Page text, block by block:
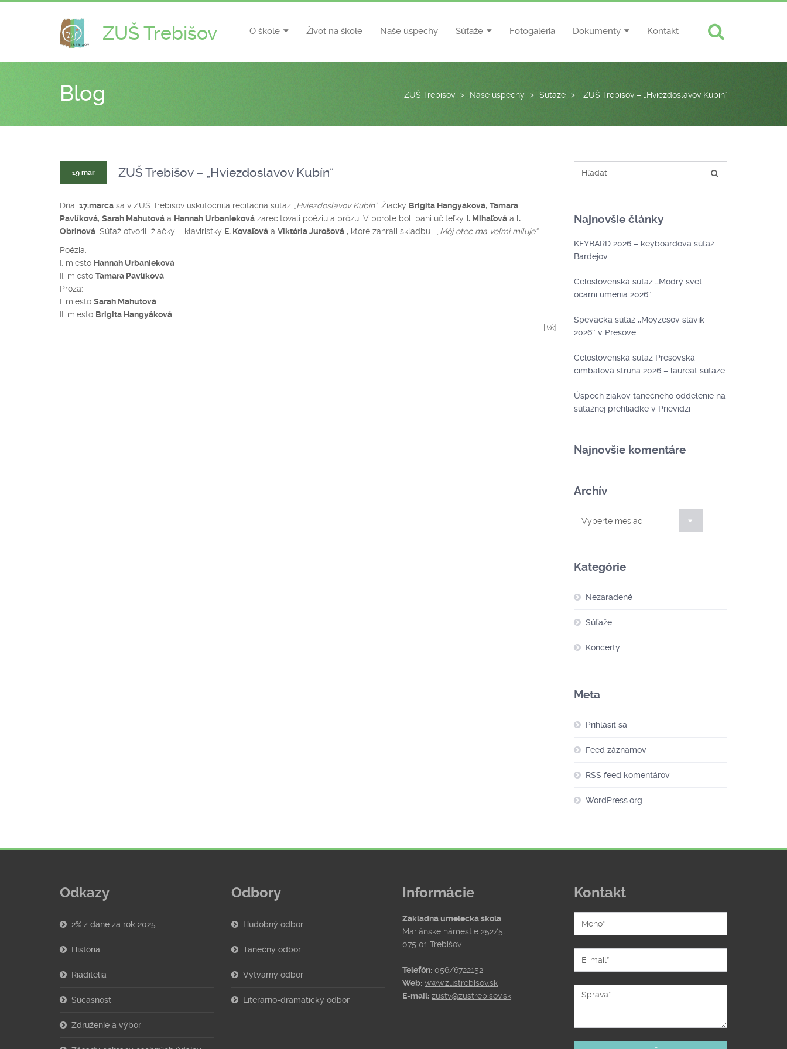
ZUŠ Trebišov O škole Život na škole Naše úspechy Súťaže Fotogaléria Dokumenty Kontakt
Blog ZUŠ Trebišov > Naše úspechy > Súťaže > ZUŠ Trebišov – „Hviezdoslavov Kubín“
19 mar ZUŠ Trebišov – „Hviezdoslavov Kubín“
Dňa 17.marca sa v ZUŠ Trebišov uskutočnila recitačná súťaž „ Hviezdoslavov Kubín“. Žiačky Brigita Hangyáková, Tamara
Pavlíková, Sarah Mahutová a Hannah Urbanieková zarecitovali poéziu a prózu. V porote boli pani učiteľky I. Mihaľová a I.
Obrinová . Súťaž otvorili žiačky – klaviristky E. Kovaľová a Viktória Jurošová , ktoré zahrali skladbu . „ Môj otec ma veľmi miluje“.
Poézia:
I. miesto Hannah Urbanieková
II. miesto Tamara Pavlíková
Próza:
I. miesto Sarah Mahutová
II. miesto Brigita Hangyáková
[vk]
Najnovšie články
KEYBARD 2026 – keyboardová súťaž
Bardejov
Celoslovenská súťaž ,,Modrý svet
očami umenia 2026″
Spevácka súťaž ,,Moyzesov slávik
2026″ v Prešove
Celoslovenská súťaž Prešovská
cimbalová struna 2026 – laureát súťaže
Úspech žiakov tanečného oddelenie na
súťažnej prehliadke v Prievidzi
Najnovšie komentáre
Archív
Vyberte mesiac
Kategórie
Nezaradené
Súťaže
Koncerty
Meta
Prihlásiť sa
Feed záznamov
RSS feed komentárov
WordPress.org
Odkazy
2% z dane za rok 2025
História
Riaditelia
Súčasnosť
Združenie a výbor
Odbory
Hudobný odbor
Tanečný odbor
Výtvarný odbor
Literárno-dramatický odbor
Informácie
Základná umelecká škola
Mariánske námestie 252/5,
075 01 Trebišov
Telefón: 056/6722152
Web: www.zustrebisov.sk
E-mail: zustv@zustrebisov.sk
Kontakt